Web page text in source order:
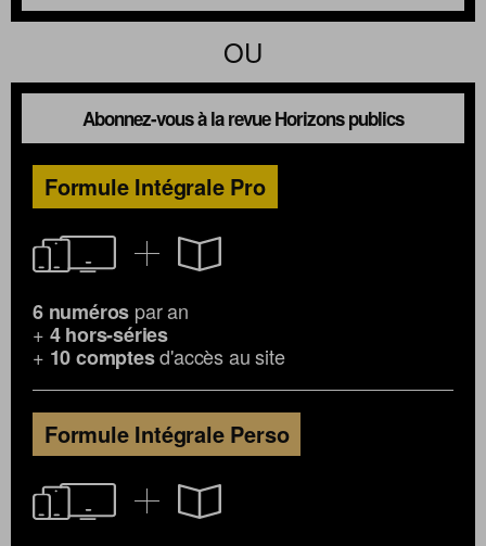
OU
Abonnez-vous à la revue Horizons publics
Formule Intégrale Pro
6 numéros par an
+ 4 hors-séries
+ 10 comptesd'accès au site
Formule Intégrale Perso